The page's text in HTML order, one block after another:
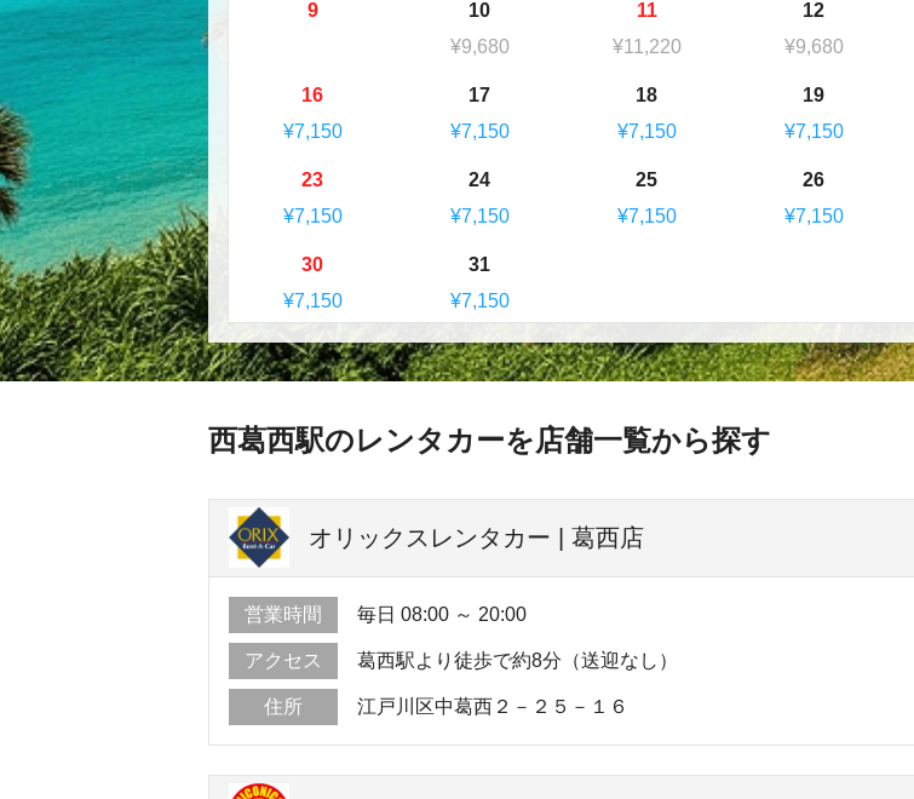
9
10
¥9,680
11
¥11,220
12
¥9,680
16
¥7,150
17
¥7,150
18
¥7,150
19
¥7,150
23
¥7,150
24
¥7,150
25
¥7,150
26
¥7,150
30
¥7,150
31
¥7,150
西葛西駅のレンタカーを店舗一覧から探す
オリックスレンタカー | 葛西店
営業時間 毎日 08:00 ～ 20:00
アクセス 葛西駅より徒歩で約8分（送迎なし）
住所 江戸川区中葛西２－２５－１６